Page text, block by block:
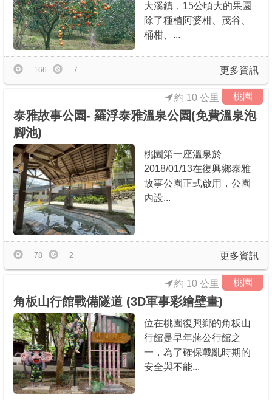
大溪鎮，15公頃大的果園
除了種植阿婆柑、茂谷、
桶柑、...
更多資訊
166 7
桃園
泰雅故事公園- 羅浮泰雅溫泉公園(免費溫泉泡
腳池)
約 10 公里
桃園第一座溫泉於
2018/01/13在復興鄉泰雅
故事公園正式啟用，公園
內設...
更多資訊
78 2
桃園
角板山行館戰備隧道 (3D軍事彩繪壁畫)
約 10 公里
位在桃園復興鄉的角板山
行館是早年蔣公行館之
一，為了確保戰亂時期的
安全與不能...